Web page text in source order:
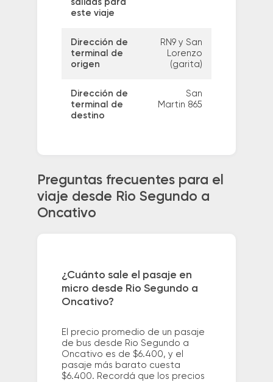
salidas para
este viaje
Dirección de
terminal de
origen
RN9 y San
Lorenzo
(garita)
Dirección de
terminal de
destino
San
Martin 865
Preguntas frecuentes para el
viaje desde Rio Segundo a
Oncativo
¿Cuánto sale el pasaje en
micro desde Rio Segundo a
Oncativo?
El precio promedio de un pasaje
de bus desde Rio Segundo a
Oncativo es de $6.400, y el
pasaje más barato cuesta
$6.400. Recordá que los precios